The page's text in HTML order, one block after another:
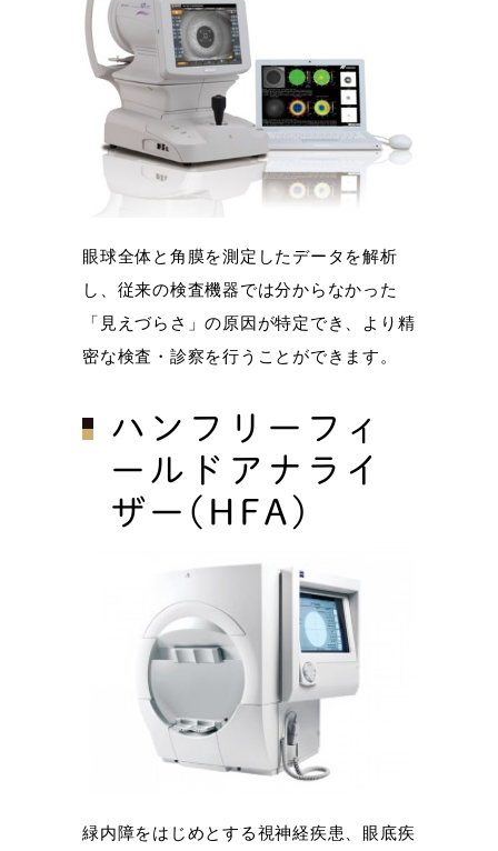
眼球全体と角膜を測定したデータを解析
し、従来の検査機器では分からなかった
「見えづらさ」の原因が特定でき、より精
密な検査・診察を行うことができます。
ハンフリーフィ
ールドアナライ
ザー(HFA)
緑内障をはじめとする視神経疾患、眼底疾